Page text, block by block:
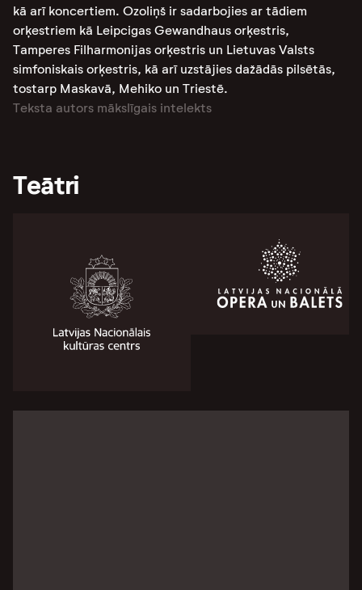
kā arī koncertiem. Ozoliņš ir sadarbojies ar tādiem
orķestriem kā Leipcigas Gewandhaus orķestris,
Tamperes Filharmonijas orķestris un Lietuvas Valsts
simfoniskais orķestris, kā arī uzstājies dažādās pilsētās,
tostarp Maskavā, Mehiko un Triestē.
Teksta autors mākslīgais intelekts
Teātri